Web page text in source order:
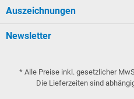
Auszeichnungen
Newsletter
* Alle Preise inkl. gesetzlicher
Die Lieferzeiten sind